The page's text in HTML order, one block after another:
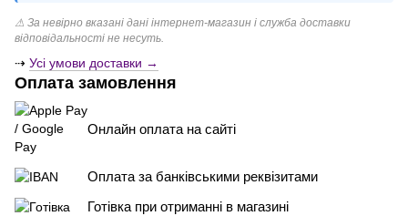
⚠ За невірно вказані дані інтернет-магазин і служба доставки
відповідальності не несуть.
⇢ Усі умови доставки →
Оплата замовлення
Онлайн оплата на сайті
Оплата за банківськими реквізитами
Готівка при отриманні в магазині